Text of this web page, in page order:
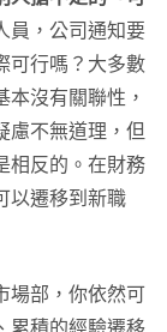
員，公司通知要
可行嗎？大多數
本沒有關聯性，
慮不無道理，但
相反的。在財務
以遷移到新職
場部，你依然可
累積的經驗遷移